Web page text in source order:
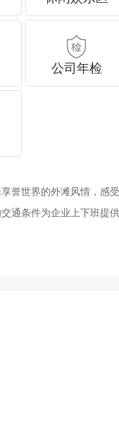
公司年检
誉世界的外滩风情，
通条件为企业上下班提供